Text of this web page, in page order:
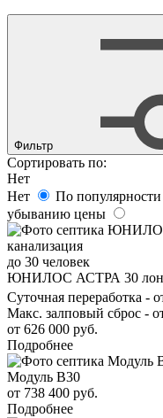
Фильтр
Сортировать по:
Нет
Нет
По популярности
убыванию цены
до 30 человек
ЮНИЛОС АСТРА 30
Суточная переработка -
Макс. залповый сброс -
от 626 000 руб.
Подробнее
Модуль В30
от 738 400 руб.
Подробнее